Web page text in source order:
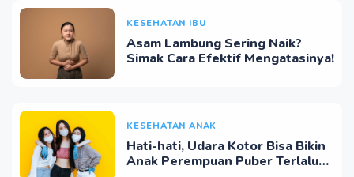
KESEHATAN IBU
Asam Lambung Sering Naik?
Simak Cara Efektif Mengatasinya!
KESEHATAN ANAK
Hati-hati, Udara Kotor Bisa Bikin
Anak Perempuan Puber Terlalu